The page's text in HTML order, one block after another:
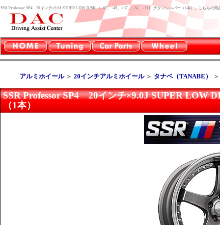
SSR Professor SP4 20インチ×9.0J SUPER LOW DISK （+62、+49、+37、+24、+11） チタンシルバー（1本）。こちらの
アルミホイール＞ 20インチアルミホイール＞ タナベ（TANABE）
SSR Professor SP4 20インチ×9.0J SUPER LOW
（1本）